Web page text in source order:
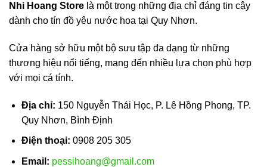
Nhi Hoang Store là một trong những địa chỉ đáng tin cậy
dành cho tín đồ yêu nước hoa tại Quy Nhơn.
Cửa hàng sở hữu một bộ sưu tập đa dạng từ những
thương hiệu nổi tiếng, mang đến nhiều lựa chọn phù hợp
với mọi cá tính.
Địa chỉ: 150 Nguyễn Thái Học, P. Lê Hồng Phong, TP.
Quy Nhơn, Bình Định
Điện thoại: 0908 205 305
Email: pessihoang@gmail.com